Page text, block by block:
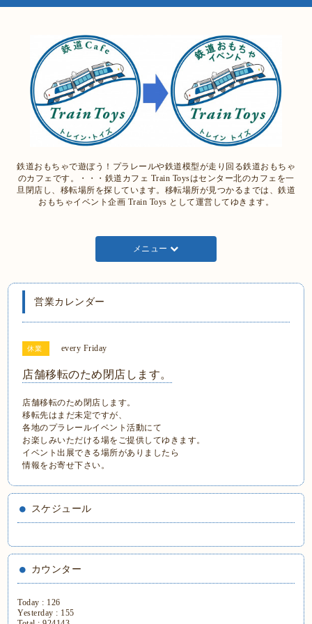
鉄道おもちゃで遊ぼう！プラレールや鉄道模型が走り回る鉄道おもちゃ
のカフェです。・・・鉄道カフェ Train Toysはセンター北のカフェを一
旦閉店し、移転場所を探しています。移転場所が見つかるまでは、鉄道
おもちゃイベント企画 Train Toys として運営してゆきます。
メニュー
営業カレンダー
休業 every Friday
店舗移転のため閉店します。
店舗移転のため閉店します。
移転先はまだ未定ですが、
各地のプラレールイベント活動にて
お楽しみいただける場をご提供してゆきます。
イベント出展できる場所がありましたら
情報をお寄せ下さい。
スケジュール
カウンター
Today : 126
Yesterday : 155